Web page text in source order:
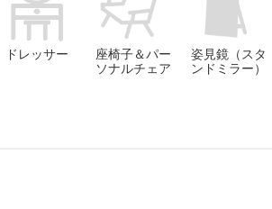
ドレッサー
座椅子＆パー
ソナルチェア
姿見鏡（スタ
ンドミラー）